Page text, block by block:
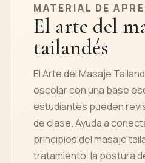
MATERIAL DE
El arte del
tailandés
El Arte del Masaje
escolar con una base
estudiantes pueden
de clase. Ayuda a
principios del masaje
tratamiento, la postura